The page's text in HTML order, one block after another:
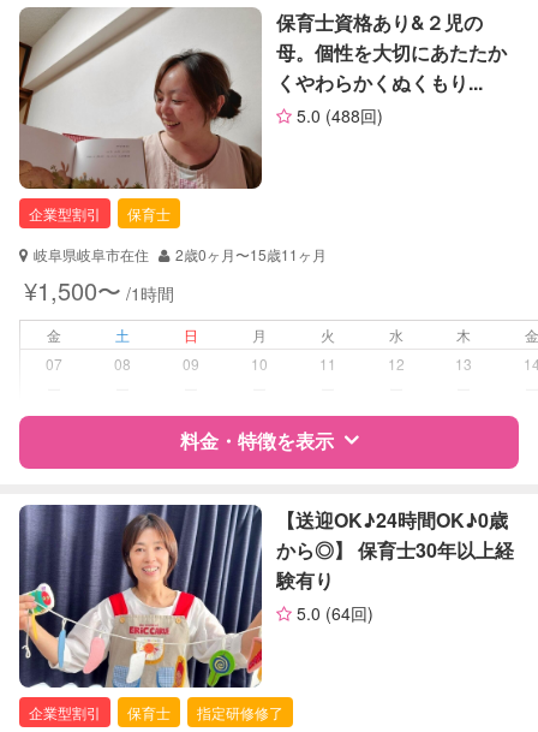
定期予約 可能
（定期特典）
対応可能
特徴 料金 レビュー
サポートの特徴
資格
企業型割引対象(旧内閣府補助対象)
自治体届出済ベビーシッター
保育士
対応可能/特徴
早朝対応
子育て経験
対応可否は個別に相談
レッスン スポーツレッスン
定期予約 可能
お子様の撮影
（定期特典）
対応不可
保育士資格あり&２児の
母。個性を大切にあたたか
くやわらかくぬくもり...
5.0 (488回)
企業型割引
保育士
岐阜県岐阜市在住
2歳0ヶ月〜15歳11ヶ月
¥1,500〜 /1時間
金 土 日 月 火 水 木
07
08 09 10 11 12 13
料金・特徴を表示
特徴 料金 レビュー
サポートの特徴
資格
企業型割引対象(旧内閣府補助対象)
自治体届出済ベビーシッター
保育士
幼稚園教諭
【送迎OK♪24時間OK♪0歳
から◎】 保育士30年以上経
験有り
5.0 (64回)
企業型割引 保育士
指定研修修了